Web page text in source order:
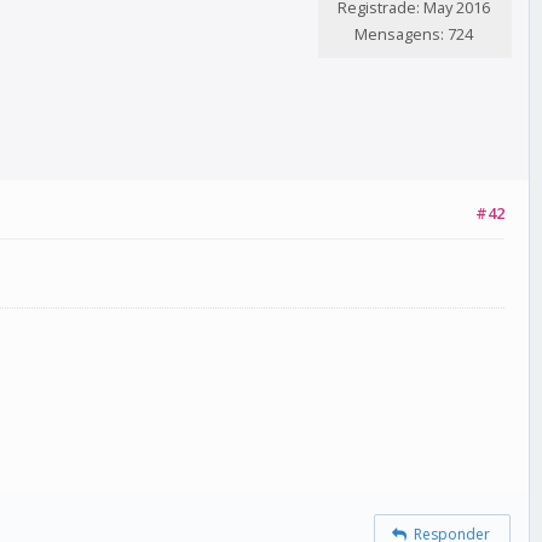
Registrade: May 2016
Mensagens: 724
#42
Responder